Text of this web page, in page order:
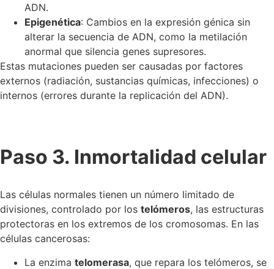
ADN.
Epigenética: Cambios en la expresión génica sin
alterar la secuencia de ADN, como la metilación
anormal que silencia genes supresores.
Estas mutaciones pueden ser causadas por factores
externos (radiación, sustancias químicas, infecciones) o
internos (errores durante la replicación del ADN).
Paso 3. Inmortalidad celular
Las células normales tienen un número limitado de
divisiones, controlado por los telómeros, las estructuras
protectoras en los extremos de los cromosomas. En las
células cancerosas:
La enzima telomerasa, que repara los telómeros, se